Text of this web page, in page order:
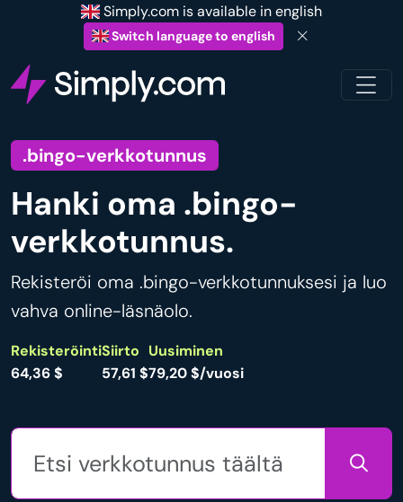
Simply.com is available in english
Switch language to english
.bingo-verkkotunnus
Hanki oma .bingo-
verkkotunnus.
Rekisteröi oma .bingo-verkkotunnuksesi ja luo
vahva online-läsnäolo.
Rekisteröinti
64,36 $
Siirto
57,61 $
Uusiminen
79,20 $/vuosi